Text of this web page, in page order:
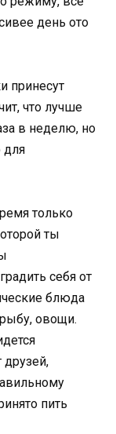
день ото
принесут
что лучше
в неделю, но
для
только
ты
себя от
блюда
рыбу, овощи.
друзей,
пить